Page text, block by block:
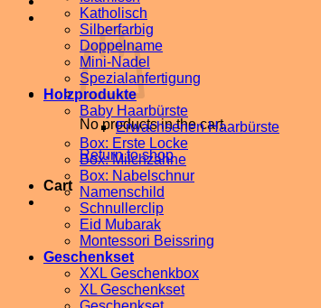
No products in the cart.
Return to shop
Cart
Katholisch
Silberfarbig
Doppelname
Mini-Nadel
Spezialanfertigung
Holzprodukte
Baby Haarbürste
Erwachsenen Haarbürste
Box: Erste Locke
Box: Milchzähne
Box: Nabelschnur
Namenschild
Schnullerclip
Eid Mubarak
Montessori Beissring
Geschenkset
XXL Geschenkbox
XL Geschenkset